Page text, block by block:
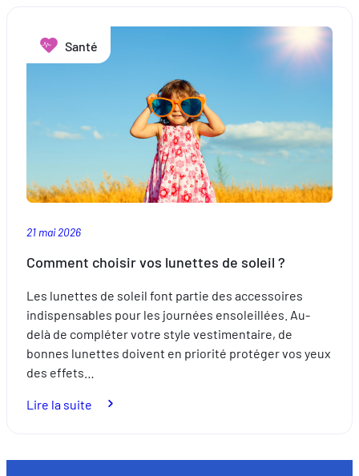
crème
solaire
Santé
21 mai 2026
Comment choisir vos lunettes de soleil ?
Les lunettes de soleil font partie des accessoires
indispensables pour les journées ensoleillées. Au-
delà de compléter votre style vestimentaire, de
bonnes lunettes doivent en priorité protéger vos yeux
des effets…
Lire la suite
vos